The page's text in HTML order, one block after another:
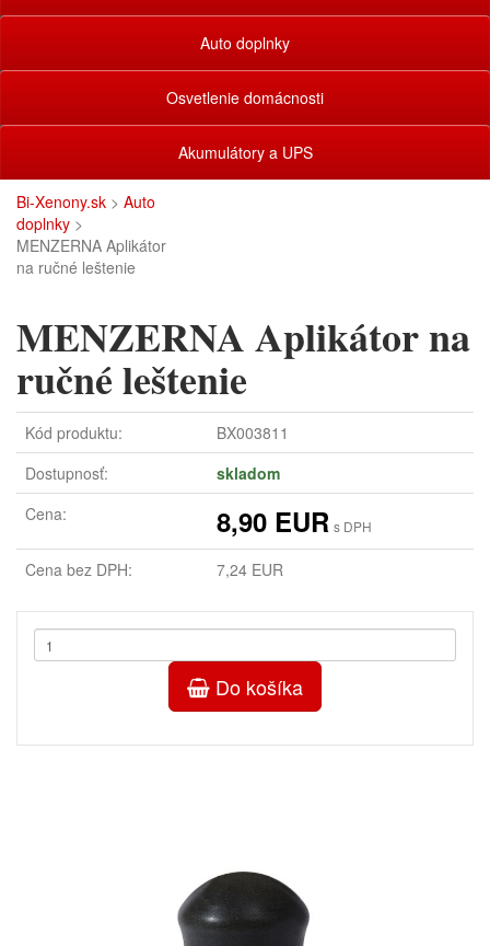
Auto doplnky
Osvetlenie domácnosti
Akumulátory a UPS
Bi-Xenony.sk > Auto
doplnky >
MENZERNA Aplikátor
na ručné leštenie
MENZERNA Aplikátor na
ručné leštenie
Kód produktu:
BX003811
Dostupnosť:
skladom
Cena:
8,90 EUR s DPH
Cena bez DPH: 7,24 EUR
Do košíka